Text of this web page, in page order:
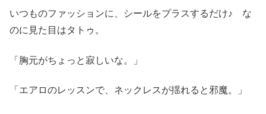
いつものファッションに、シールをプラスするだけ♪ な
のに見た目はタトゥ。
「胸元がちょっと寂しいな。」
「エアロのレッスンで、ネックレスが揺れると邪魔。」